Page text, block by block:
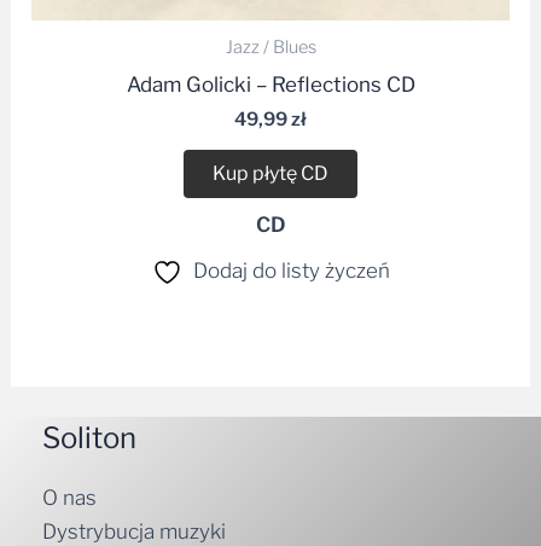
Jazz / Blues
Adam Golicki – Reflections CD
49,99zł
Kup płytę CD
CD
Dodaj do listy życzeń
Soliton
O nas
Dystrybucja muzyki